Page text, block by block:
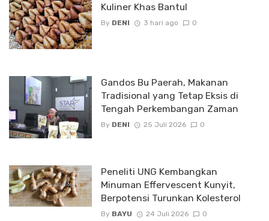
Kuliner Khas Bantul
By DENI 3 hari ago 0
Gandos Bu Paerah, Makanan
Tradisional yang Tetap Eksis di
Tengah Perkembangan Zaman
By DENI 25 Juli 2026 0
Peneliti UNG Kembangkan
Minuman Effervescent Kunyit,
Berpotensi Turunkan Kolesterol
By BAYU 24 Juli 2026 0